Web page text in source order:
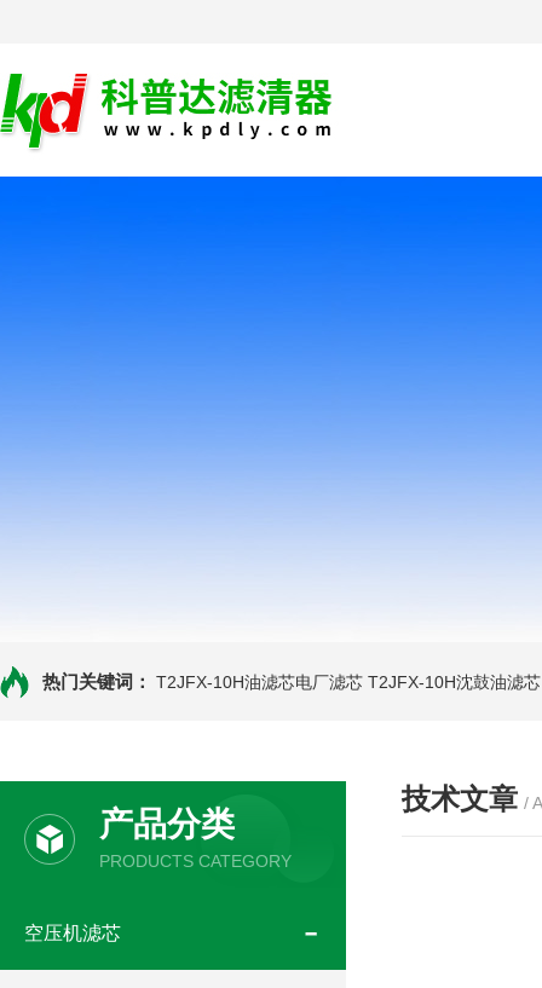
热门关键词： T2JFX-10H油滤芯电厂滤芯 T2JFX-10H沈鼓油滤芯
产品分类
PRODUCTS CATEGORY
空压机滤芯
技术文章 /